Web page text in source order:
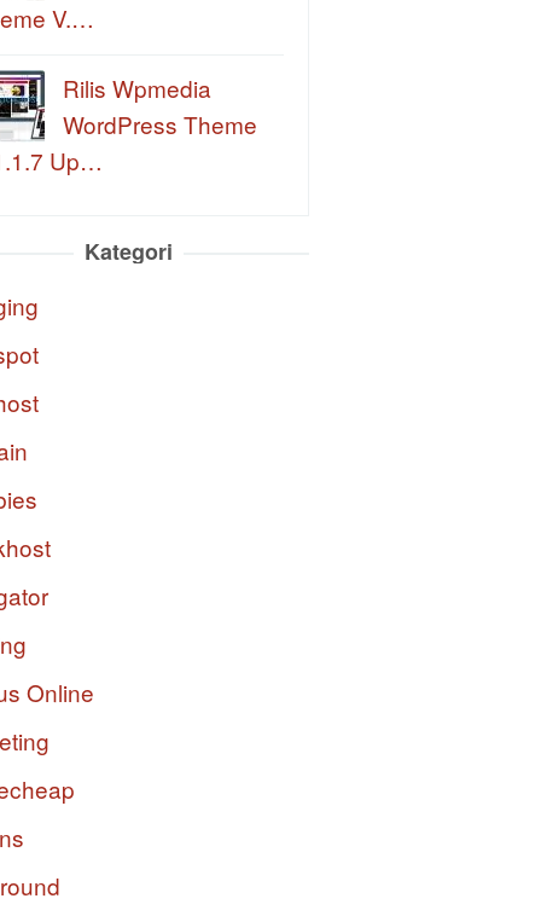
V.…
Rilis Wpmedia
WordPress Theme
Up…
Kategori
Online